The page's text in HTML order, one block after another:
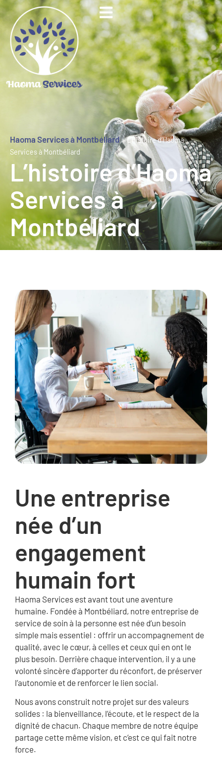
Haoma Services à Montbéliard»L’histoire d’Haoma
Services à Montbéliard
L’histoire d’Haoma
Services à
Montbéliard
Une entreprise
née d’un
engagement
humain fort
Haoma Services est avant tout une aventure
humaine. Fondée à Montbéliard, notre entreprise de
service de soin à la personne est née d’un besoin
simple mais essentiel : offrir un accompagnement de
qualité, avec le cœur, à celles et ceux qui en ont le
plus besoin. Derrière chaque intervention, il y a une
volonté sincère d’apporter du réconfort, de préserver
l’autonomie et de renforcer le lien social.
Nous avons construit notre projet sur des valeurs
solides : la bienveillance, l’écoute, et le respect de la
dignité de chacun. Chaque membre de notre équipe
partage cette même vision, et c’est ce qui fait notre
force.